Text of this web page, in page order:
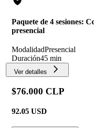
Paquete de 4 sesiones:
presencial
ModalidadPresencial
Duración45 min
Ver detalles
$76.000 CLP
92.05 USD